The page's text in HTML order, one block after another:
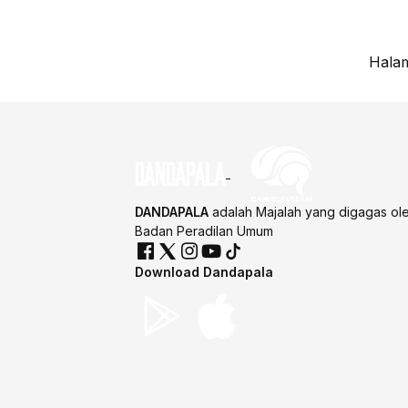
DANDAPALA adalah Majalah yang digagas
Badan Peradilan Umum
Download Dandapala